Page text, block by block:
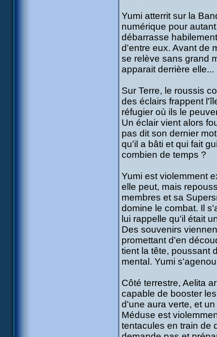
Yumi atterrit sur la
numérique pour
débarrasse
d'entre eux. Avant de
se relève sans grand
apparait derrière elle...
Sur Terre, le roussis
des éclairs frappent
réfugier où ils le
Un éclair vient alors
pas dit son dernier
qu'il a bâti et qui fait
combien de temps ?
Yumi est violemment
elle peut, mais
membres et sa
domine le combat. Il
lui rappelle qu'il était
Des souvenirs
promettant d'en
tient la tête, poussant
mental. Yumi
Côté terrestre, Aelita
capable de booster
d'une aura verte, et
Méduse est
tentacules en train de